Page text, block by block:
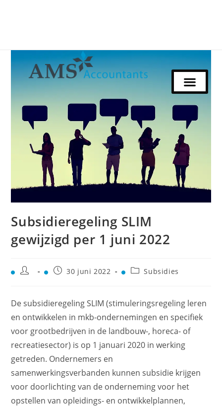
Subsidieregeling SLIM
gewijzigd per 1 juni 2022
30 juni 2022 Subsidies
De subsidieregeling SLIM (stimuleringsregeling leren
en ontwikkelen in mkb-ondernemingen en specifiek
voor grootbedrijven in de landbouw-, horeca- of
recreatiesector) is op 1 januari 2020 in werking
getreden. Ondernemers en
samenwerkingsverbanden kunnen subsidie krijgen
voor doorlichting van de onderneming voor het
opstellen van opleidings- en ontwikkelplannen,